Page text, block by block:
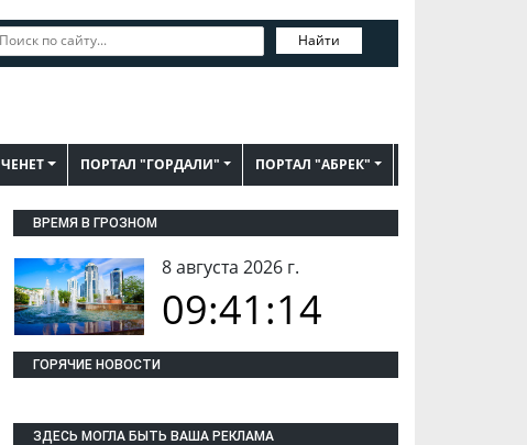
Найти
ЧЕНЕТ ПОРТАЛ "ГОРДАЛИ" ПОРТАЛ "АБРЕК"
ВРЕМЯ В ГРОЗНОМ
8 августа 2026 г.
09:41:15
ГОРЯЧИЕ НОВОСТИ
ЗДЕСЬ МОГЛА БЫТЬ ВАША РЕКЛАМА